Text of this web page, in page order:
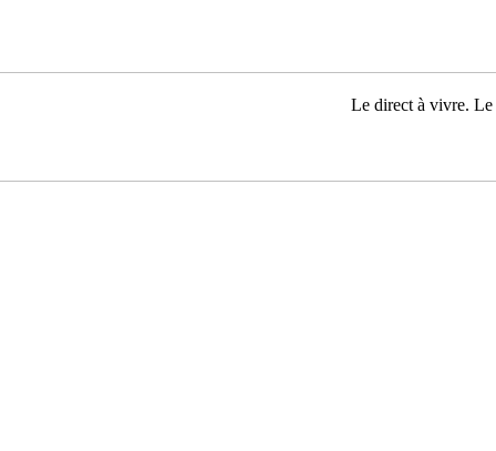
Le direct à vivre. Le